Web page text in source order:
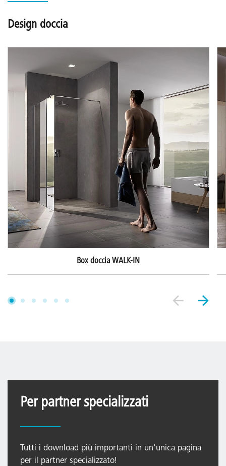
Design doccia
Box doccia WALK-IN
Per partner specializzati
Tutti i download più importanti in un'unica pagina
per il partner specializzato!